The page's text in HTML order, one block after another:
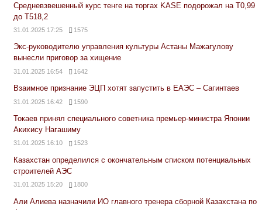
Средневзвешенный курс тенге на торгах KASE подорожал на Т0,99
до Т518,2
31.01.2025 17:25 1575
Экс-руководителю управления культуры Астаны Мажагулову
вынесли приговор за хищение
31.01.2025 16:54 1642
Взаимное признание ЭЦП хотят запустить в ЕАЭС – Сагинтаев
31.01.2025 16:42 1590
Токаев принял специального советника премьер-министра Японии
Акихису Нагашиму
31.01.2025 16:10 1523
Казахстан определился с окончательным списком потенциальных
строителей АЭС
31.01.2025 15:20 1800
Али Алиева назначили ИО главного тренера сборной Казахстана по